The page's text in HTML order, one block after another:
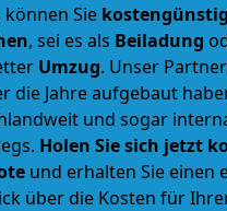
können Sie kostengünstig
, sei es als Beiladung
Umzug. Unser
die Jahre aufgebaut
und sogar
Holen Sie sich jetzt
und erhalten Sie einen
über die Kosten für